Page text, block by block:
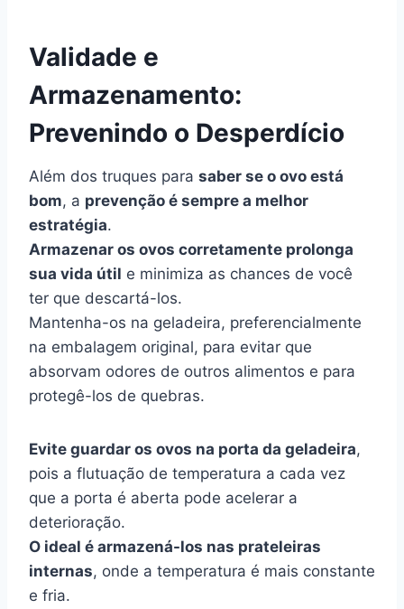
Validade e
Armazenamento:
Prevenindo o Desperdício
Além dos truques para saber se o ovo está
bom, a prevenção é sempre a melhor
estratégia.
Armazenar os ovos corretamente prolonga
sua vida útil e minimiza as chances de você
ter que descartá-los.
Mantenha-os na geladeira, preferencialmente
na embalagem original, para evitar que
absorvam odores de outros alimentos e para
protegê-los de quebras.
Evite guardar os ovos na porta da geladeira,
pois a flutuação de temperatura a cada vez
que a porta é aberta pode acelerar a
deterioração.
O ideal é armazená-los nas prateleiras
internas, onde a temperatura é mais constante
e fria.